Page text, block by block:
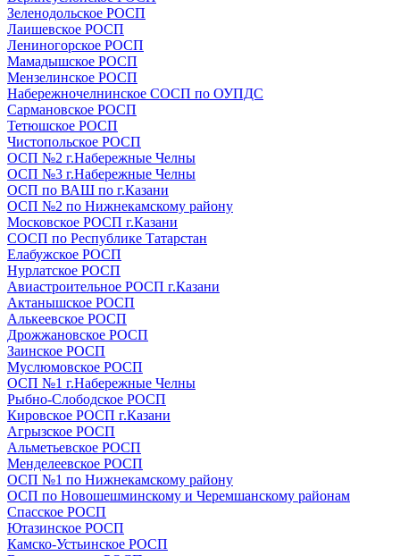
Зеленодольское РОСП
Лаишевское РОСП
Лениногорское РОСП
Мамадышское РОСП
Мензелинское РОСП
Набережночелнинское СОСП по ОУПДС
Сармановское РОСП
Тетюшское РОСП
Чистопольское РОСП
ОСП №2 г.Набережные Челны
ОСП №3 г.Набережные Челны
ОСП по ВАШ по г.Казани
ОСП №2 по Нижнекамскому району
Московское РОСП г.Казани
СОСП по Республике Татарстан
Елабужское РОСП
Нурлатское РОСП
Авиастроительное РОСП г.Казани
Актанышское РОСП
Алькеевское РОСП
Дрожжановское РОСП
Заинское РОСП
Муслюмовское РОСП
ОСП №1 г.Набережные Челны
Рыбно-Слободское РОСП
Кировское РОСП г.Казани
Агрызское РОСП
Альметьевское РОСП
Менделеевское РОСП
ОСП №1 по Нижнекамскому району
ОСП по Новошешминскому и Черемшанскому районам
Спасское РОСП
Ютазинское РОСП
Камско-Устьинское РОСП